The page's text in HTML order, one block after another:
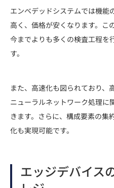
エンベデッドシステムでは機能
高く、価格が安くなります。こ
今までよりも多くの検査工程を
す。
また、高速化も図られており、
ニューラルネットワーク処理に
きます。さらに、構成要素の集
化も実現可能です。
エッジデバイス